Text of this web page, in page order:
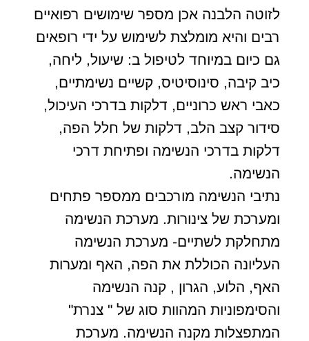
לזוטה הלבנה אכן מספר שימושים רפואיים
רבים והיא מומלצת לשימוש על ידי רופאים
גם כיום במיוחד לטיפול ב: שיעול, ליחה,
כיב קיבה, סינוסיטיס, קשיים נשימתיים,
כאבי ראש כרוניים, דלקות בדרכי העיכול,
סידור קצב הלב, דלקות של חלל הפה,
דלקות בדרכי הנשימה ופתיחת דרכי
הנשימה.
נתיבי הנשימה מורכבים ממספר פתחים
ומערכת של צינורות. מערכת הנשימה
מתחלקת לשתיים- מערכת הנשימה
העליונה הכוללת את הפה, האף ומערות
האף, הלוע, הגרון , קנה הנשימה
והסימפוניות המהוות סוג של " צנרת"
המתפצלות מקנה הנשימה. מערכת